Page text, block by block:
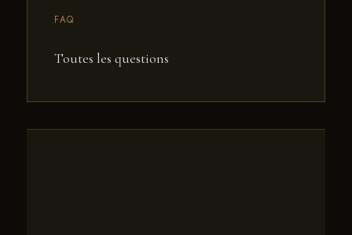
FAQ
Toutes les questions